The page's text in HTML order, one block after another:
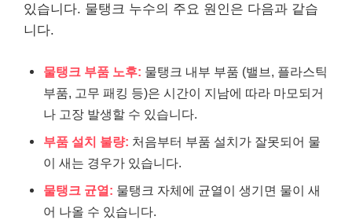
있습니다. 물탱크 누수의 주요 원인은 다음과 같습
니다.
물탱크 부품 노후: 물탱크 내부 부품 (밸브, 플라스틱
부품, 고무 패킹 등)은 시간이 지남에 따라 마모되거
나 고장 발생할 수 있습니다.
부품 설치 불량: 처음부터 부품 설치가 잘못되어 물
이 새는 경우가 있습니다.
물탱크 균열: 물탱크 자체에 균열이 생기면 물이 새
어 나올 수 있습니다.